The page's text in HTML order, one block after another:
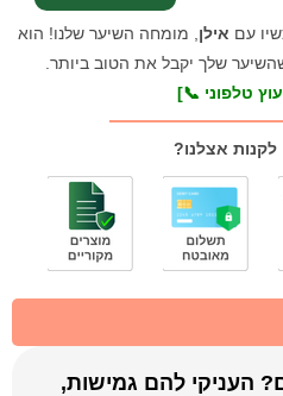
עם אילן , מומחה השיער שלנו! הוא
שלך יקבל את הטוב ביותר.
טלפוני 📞]
אצלנו?
העניקי להם גמישות,